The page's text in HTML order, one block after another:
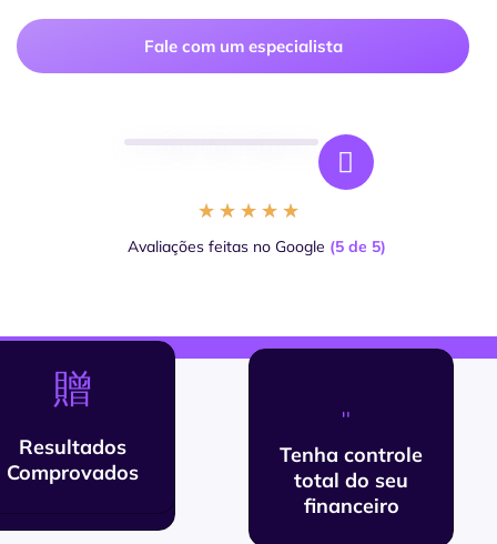
Fale com um especialista
★ ★ ★ ★ ★
Avaliações feitas no Google (5 de 5)
Tenha controle
total do seu
financeiro
Foco Total nos
Resultados
Resultados
Comprovados